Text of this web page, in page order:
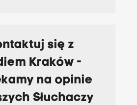
się z
Kraków -
na opinie
Słuchaczy